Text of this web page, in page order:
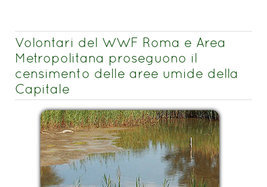
Volontari del WWF Roma e Area
Metropolitana proseguono il
censimento delle aree umide della
Capitale